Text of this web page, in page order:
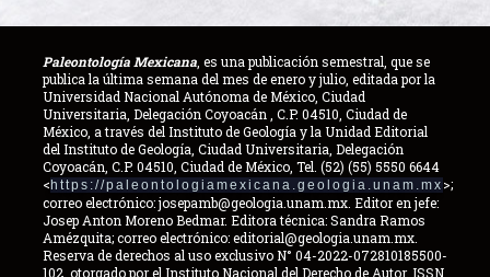
Paleontología Mexicana , es una publicación semestral, que se
publica la última semana del mes de enero y julio, editada por la
Universidad Nacional Autónoma de México, Ciudad
Universitaria, Delegación Coyoacán , C.P. 04510, Ciudad de
México, a través del Instituto de Geología y la Unidad Editorial
del Instituto de Geología, Ciudad Universitaria, Delegación
Coyoacán, C.P. 04510, Ciudad de México, Tel. (52) (55) 5550 6644
<https://paleontologiamexicana.geologia.unam.mx >;
correo electrónico: josepamb@geologia.unam.mx. Editor en jefe:
Josep Anton Moreno Bedmar. Editora técnica: Sandra Ramos
Amézquita; correo electrónico: editorial@geologia.unam.mx.
Reserva de derechos al uso exclusivo N° 04-2022-072810185500-
102, otorgado por el Instituto Nacional del Derecho de Autor, ISSN